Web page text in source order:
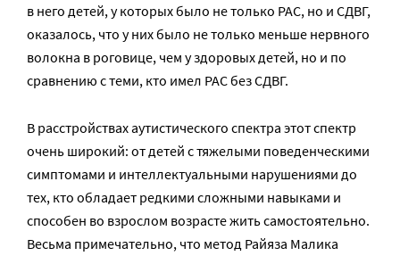
в него детей, у которых было не только РАС, но и СДВГ,
оказалось, что у них было не только меньше нервного
волокна в роговице, чем у здоровых детей, но и по
сравнению с теми, кто имел РАС без СДВГ.
В расстройствах аутистического спектра этот спектр
очень широкий: от детей с тяжелыми поведенческими
симптомами и интеллектуальными нарушениями до
тех, кто обладает редкими сложными навыками и
способен во взрослом возрасте жить самостоятельно.
Весьма примечательно, что метод Райяза Малика